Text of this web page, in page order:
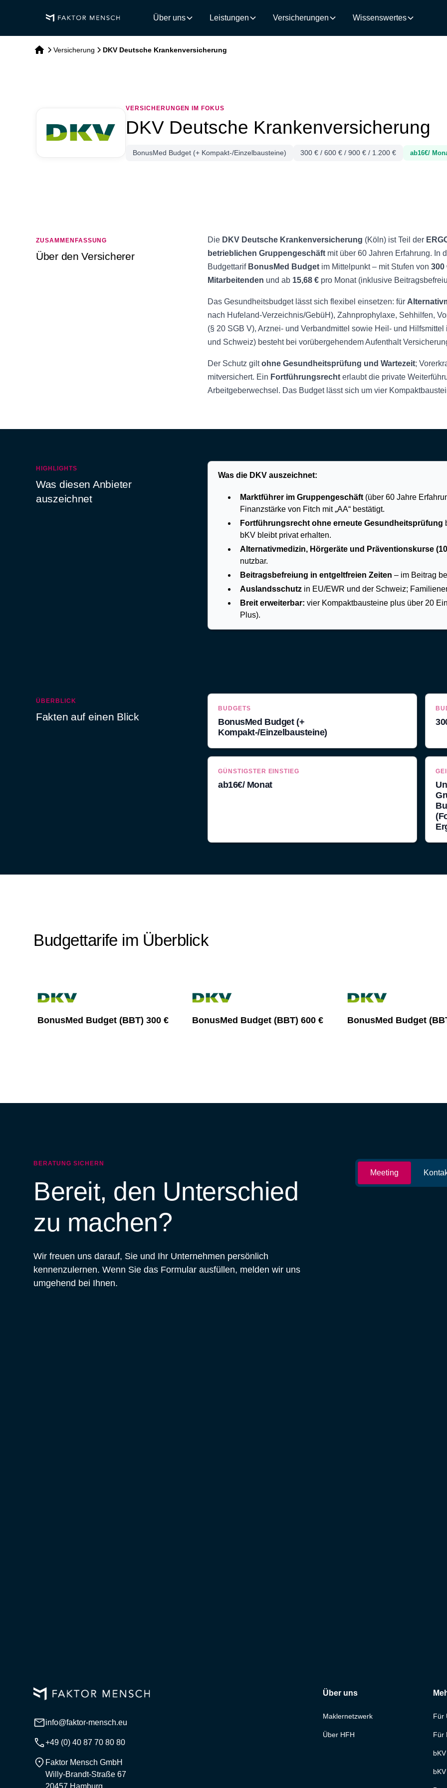
Über uns Leistungen Versicherungen Wissenswertes
Versicherung DKV Deutsche Krankenversicherung
VERSICHERUNGEN IM FOKUS
DKV Deutsche Krankenversicherung
BonusMed Budget (+ Kompakt-/Einzelbausteine) 300 € / 600 € / 900 € / 1.200 € ab16€/
ZUSAMMENFASSUNG
Über den Versicherer
Die DKV Deutsche Krankenversicherung (Köln) ist Teil der
betrieblichen Gruppengeschäft mit über 60 Jahren Erfahrung. In
Budgettarif BonusMed Budget im Mittelpunkt – mit Stufen von 300
Mitarbeitenden und ab 15,68 € pro Monat (inklusive
Das Gesundheitsbudget lässt sich flexibel einsetzen: für
nach Hufeland-Verzeichnis/GebüH), Zahnprophylaxe, Sehhilfen,
(§ 20 SGB V), Arznei- und Verbandmittel sowie Heil- und Hilfsmittel
und Schweiz) besteht bei vorübergehendem Aufenthalt
Der Schutz giltohne Gesundheitsprüfung und Wartezeit;
mitversichert. Ein Fortführungsrecht erlaubt die private
Arbeitgeberwechsel. Das Budget lässt sich um vier
HIGHLIGHTS
Was diesen Anbieter
auszeichnet
Was die DKV auszeichnet:
Marktführer im Gruppengeschäft (über 60 Jahre
Finanzstärke von Fitch mit „AA“ bestätigt.
Fortführungsrecht ohne erneute Gesundheitsprüfung
bKV bleibt privat erhalten.
Alternativmedizin, Hörgeräte und Präventionskurse
nutzbar.
Beitragsbefreiung in entgeltfreien Zeiten – im Beitrag
Auslandsschutz in EU/EWR und der Schweiz;
Breit erweiterbar: vier Kompaktbausteine plus über 20
Plus).
ÜBERBLICK
Fakten auf einen Blick
BUDGETS
BonusMed Budget (+
Kompakt-/Einzelbausteine)
GÜNSTIGSTER EINSTIEG
ab16€/ Monat
Budgettarife im Überblick
BonusMed Budget (BBT) 300 € BonusMed Budget (BBT) 600 € BonusMed Budget
BERATUNG SICHERN
Bereit, den Unterschied
zu machen?
Wir freuen uns darauf, Sie und Ihr Unternehmen persönlich
kennenzulernen. Wenn Sie das Formular ausfüllen, melden wir uns
umgehend bei Ihnen.
Meeting
info@faktor-mensch.eu
+49 (0) 40 87 70 80 80
Faktor Mensch GmbH
Willy-Brandt-Straße 67
20457 Hamburg
Über uns
Maklernetzwerk
Über HFH
Für
Für